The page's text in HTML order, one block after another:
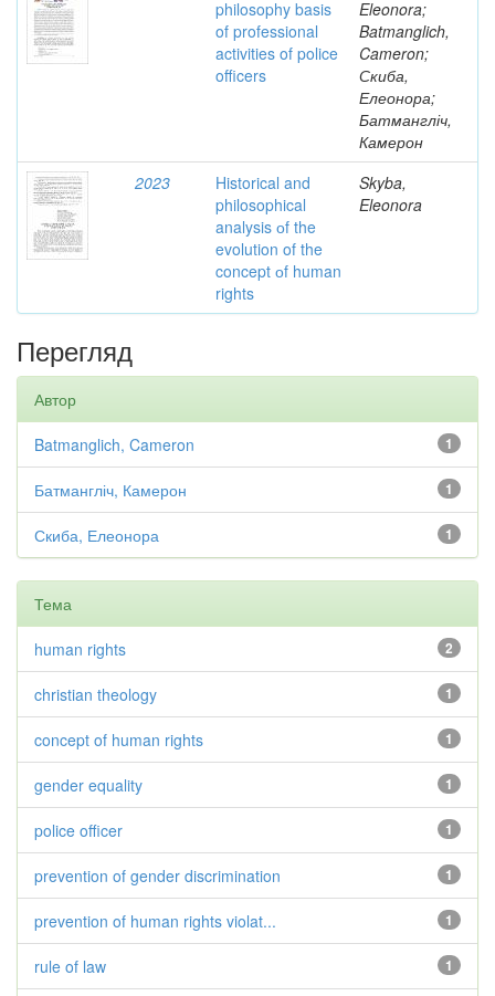
philosophy basis
of professional
activities of police
officers
Eleonora;
Batmanglich,
Cameron;
Скиба,
Елеонора;
Батмангліч,
Камерон
2023
Historical and
philosophical
analysis оf the
evolution of the
concept оf human
rights
Skyba,
Eleonora
Перегляд
Автор
1
Batmanglich, Cameron
1
Батмангліч, Камерон
1
Скиба, Елеонора
Тема
2
human rights
1
christian theology
1
concept of human rights
1
gender equality
1
police officer
1
prevention of gender discrimination
1
prevention of human rights violat...
1
rule of law